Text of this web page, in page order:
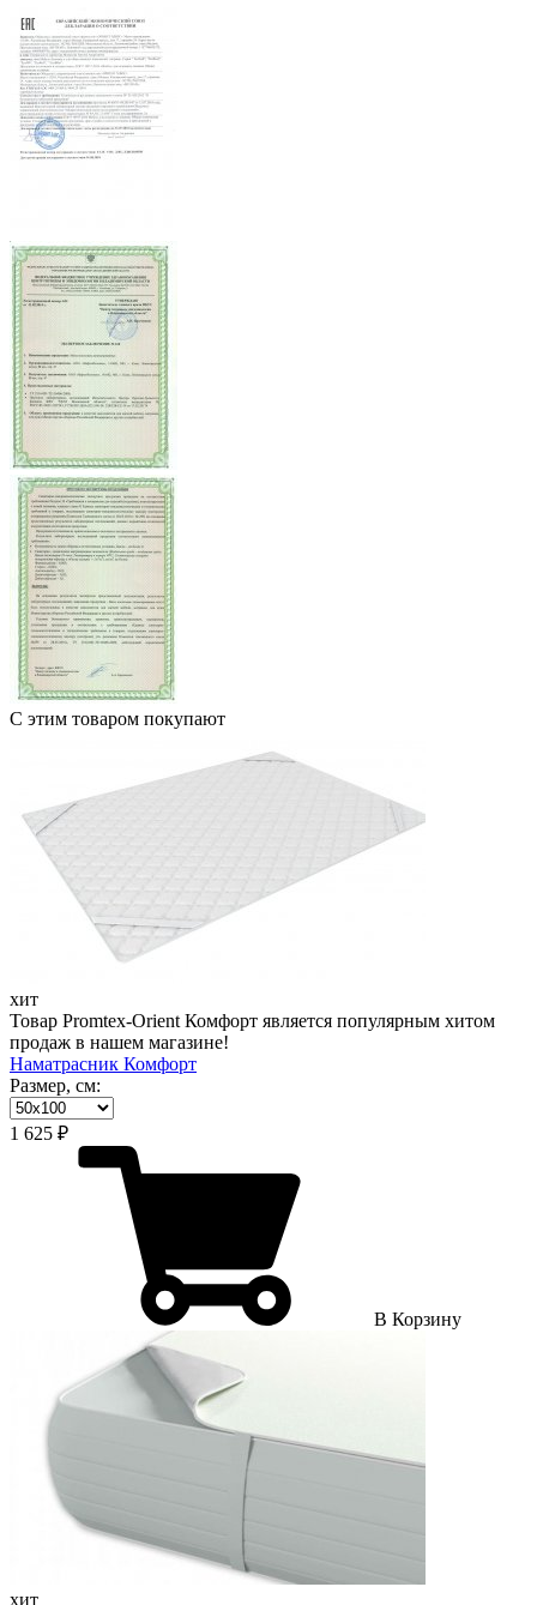
С этим товаром покупают
хит
Товар Promtex-Orient Комфорт является популярным хитом
продаж в нашем магазине!
Наматрасник Комфорт
Размер, см:
1 625 ₽
В Корзину
хит